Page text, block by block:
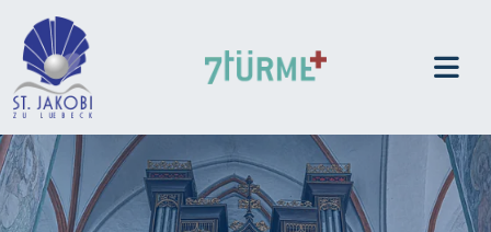
ZUM INHALT SPRINGEN